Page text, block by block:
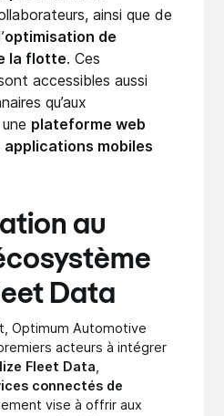
ainsi que de
optimisation de
la flotte. Ces
accessibles aussi
qu’aux
plateforme web
applications mobiles
au
Data
Optimum Automotive
acteurs à intégrer
Fleet Data
connectés de
vise à offrir aux